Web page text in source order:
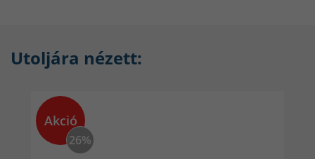
Utoljára nézett:
Akció
26%